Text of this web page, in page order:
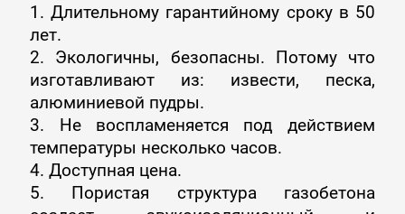
1. Длительному гарантийному сроку в 50
лет.
2. Экологичны, безопасны. Потому что
изготавливают из: извести, песка,
алюминиевой пудры.
3. Не воспламеняется под действием
температуры несколько часов.
4. Доступная цена.
5. Пористая структура газобетона